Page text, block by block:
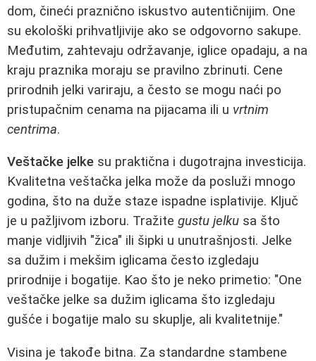
dom, čineći praznično iskustvo autentičnijim. One
su ekološki prihvatljivije ako se odgovorno sakupe.
Međutim, zahtevaju održavanje, iglice opadaju, a na
kraju praznika moraju se pravilno zbrinuti. Cene
prirodnih jelki variraju, a često se mogu naći po
pristupačnim cenama na pijacama ili u vrtnim
centrima.
Veštačke jelke su praktična i dugotrajna investicija.
Kvalitetna veštačka jelka može da posluži mnogo
godina, što na duže staze ispadne isplativije. Ključ
je u pažljivom izboru. Tražite gustu jelku sa što
manje vidljivih "žica" ili šipki u unutrašnjosti. Jelke
sa dužim i mekšim iglicama često izgledaju
prirodnije i bogatije. Kao što je neko primetio: "One
veštačke jelke sa dužim iglicama što izgledaju
gušće i bogatije malo su skuplje, ali kvalitetnije."
Visina je takođe bitna. Za standardne stambene